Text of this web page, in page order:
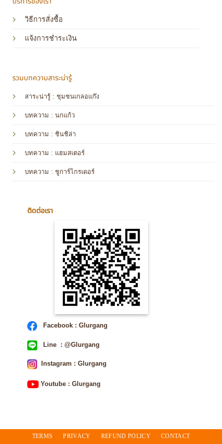
วิธีการสั่งซื้อ
แจ้งการชำระเงิน
รวมบทความสาระน่ารู้
สาระน่ารู้ : ชุมชนเกลอแก๊ง
บทความ : นกแก้ว
บทความ : ชินชิล่า
บทความ : แฮมสเตอร์
บทความ : ชูการ์ไกรเดอร์
ติดต่อเรา
Facebook : Glurgang
Line : @Glurgang
Instagram : Glurgang
Youtube : Glurgang
TERMS PRIVACY REFUND POLICY CONTACT